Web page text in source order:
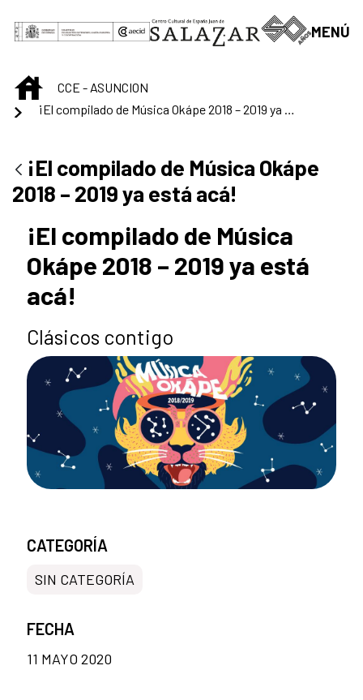
Saltar al contenido principal
MENÚ
INICIOCCE - ASUNCION
¡El compilado de Música Okápe
2018 – 2019 ya está acá!
¡El compilado de Música
Okápe 2018 – 2019 ya está
acá!
Clásicos contigo
CATEGORÍA
SIN CATEGORÍA
FECHA
11 MAYO 2020